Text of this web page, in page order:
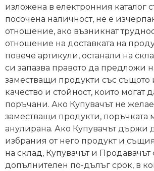
изложена в електронния каталог
посочена наличност, не е
отношение, ако възникнат
отношение на доставката на
повече артикули, останали на
си запазва правото да предложи
заместващи продукти със същото
качество и стойност, които могат
поръчани. Ако Купувачът не
заместващи продукти, поръчката
анулирана. Ако Купувачът държи
избрания от него продукт и
на склад, Купувачът и Продавачът
допълнителен по-дълъг срок, в